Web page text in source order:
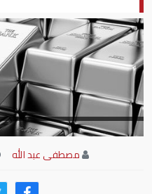
مصطفى عبد الله